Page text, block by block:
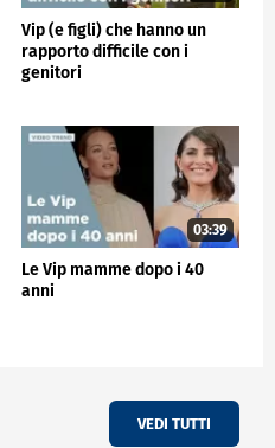
Vip (e figli) che hanno un
rapporto difficile con i
genitori
03:39
Le Vip mamme dopo i 40
anni
VEDI TUTTI